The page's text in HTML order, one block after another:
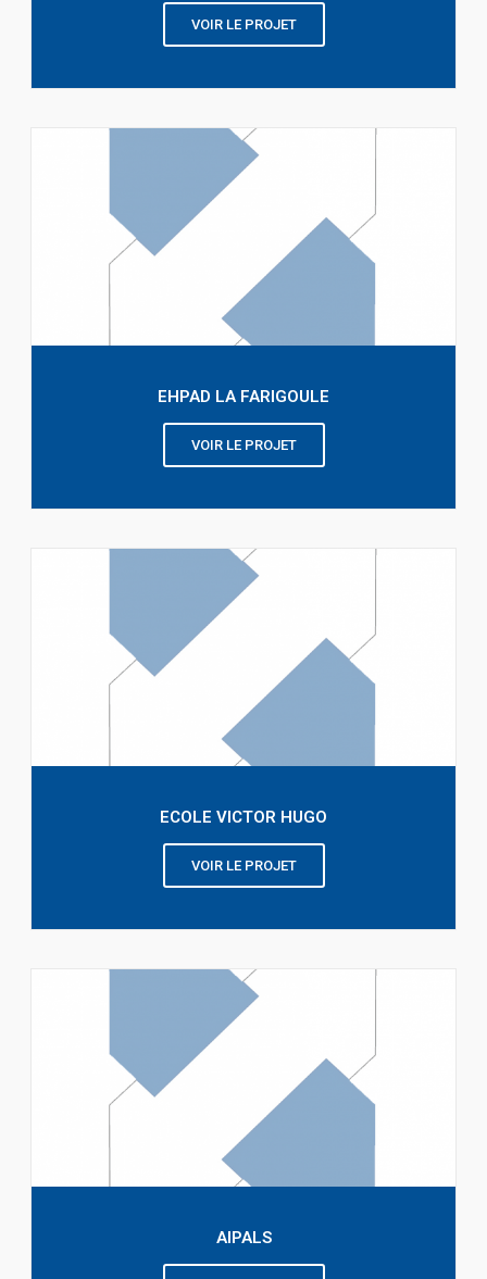
VOIR LE PROJET
EHPAD LA FARIGOULE
VOIR LE PROJET
ECOLE VICTOR HUGO
VOIR LE PROJET
AIPALS